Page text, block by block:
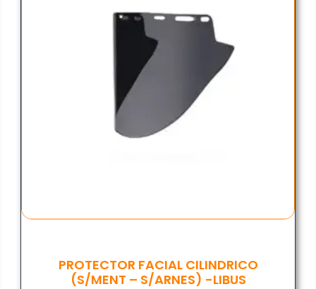
PROTECTOR FACIAL CILINDRICO
(S/MENT – S/ARNES) -LIBUS